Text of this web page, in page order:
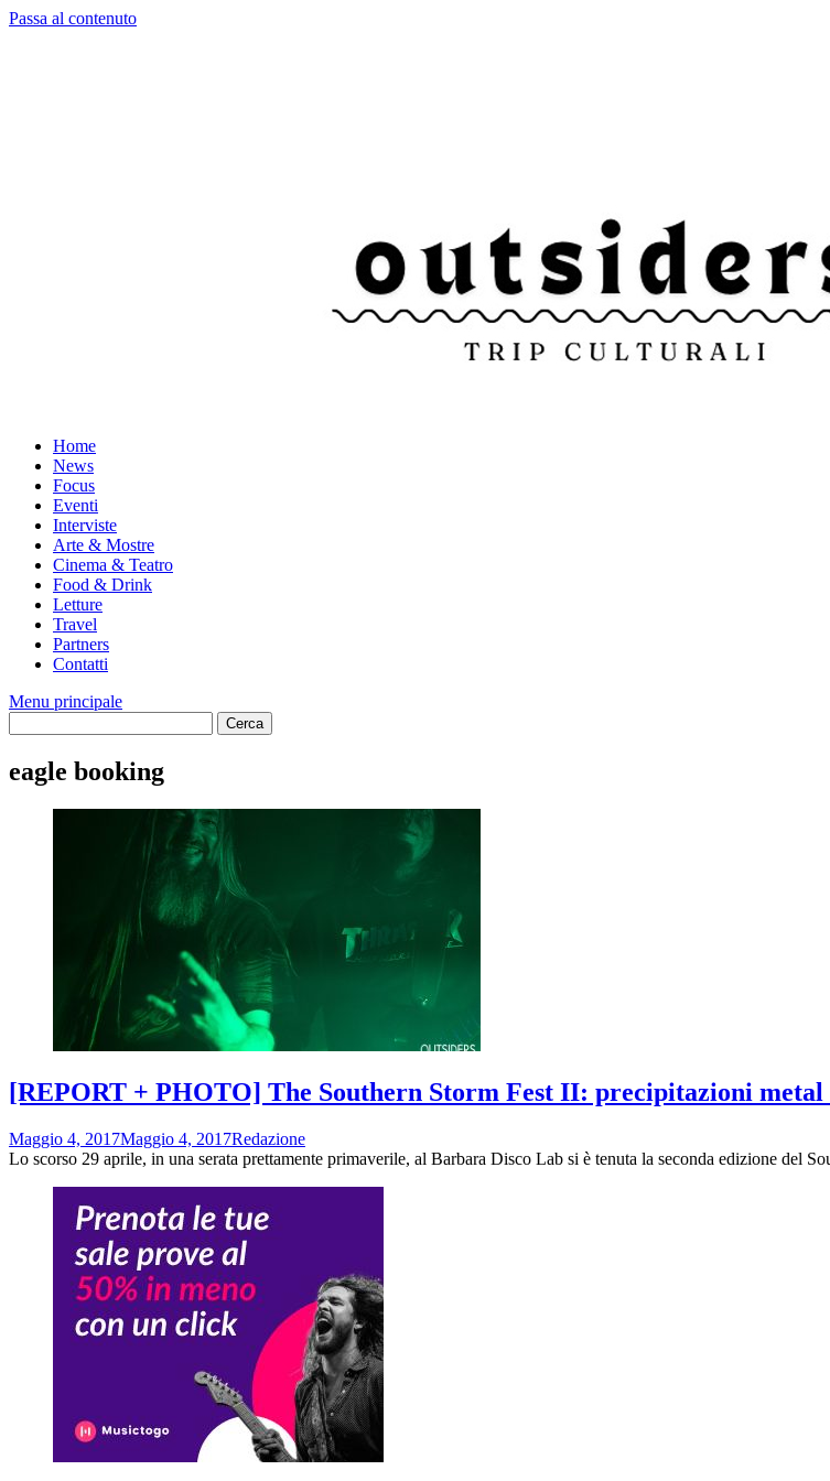
Passa al contenuto
Home
News
Focus
Eventi
Interviste
Arte & Mostre
Cinema & Teatro
Food & Drink
Letture
Travel
Partners
Contatti
Menu principale
eagle booking
[REPORT + PHOTO] The Southern Storm Fest II: precipitazioni metal
Maggio 4, 2017Maggio 4, 2017Redazione
Lo scorso 29 aprile, in una serata prettamente primaverile, al Barbara Disco Lab si è tenuta la seconda edizione del